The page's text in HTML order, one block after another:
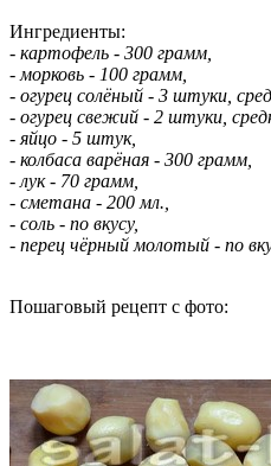
Ингредиенты:
- картофель - 300 грамм,
- морковь - 100 грамм,
- огурец солёный - 3 штуки,
- огурец свежий - 2 штуки,
- яйцо - 5 штук,
- колбаса варёная - 300 грамм,
- лук - 70 грамм,
- сметана - 200 мл.,
- соль - по вкусу,
- перец чёрный молотый - по
Пошаговый рецепт с фото: